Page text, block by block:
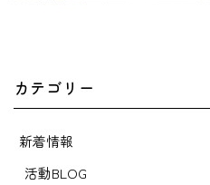
カテゴリー
新着情報
活動BLOG